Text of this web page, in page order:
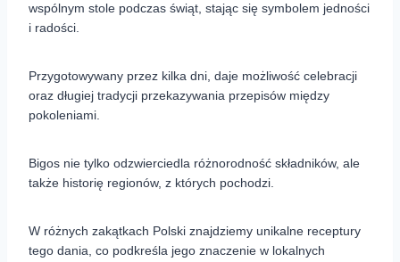
wspólnym stole podczas świąt, stając się symbolem jedności
i radości.
Przygotowywany przez kilka dni, daje możliwość celebracji
oraz długiej tradycji przekazywania przepisów między
pokoleniami.
Bigos nie tylko odzwierciedla różnorodność składników, ale
także historię regionów, z których pochodzi.
W różnych zakątkach Polski znajdziemy unikalne receptury
tego dania, co podkreśla jego znaczenie w lokalnych